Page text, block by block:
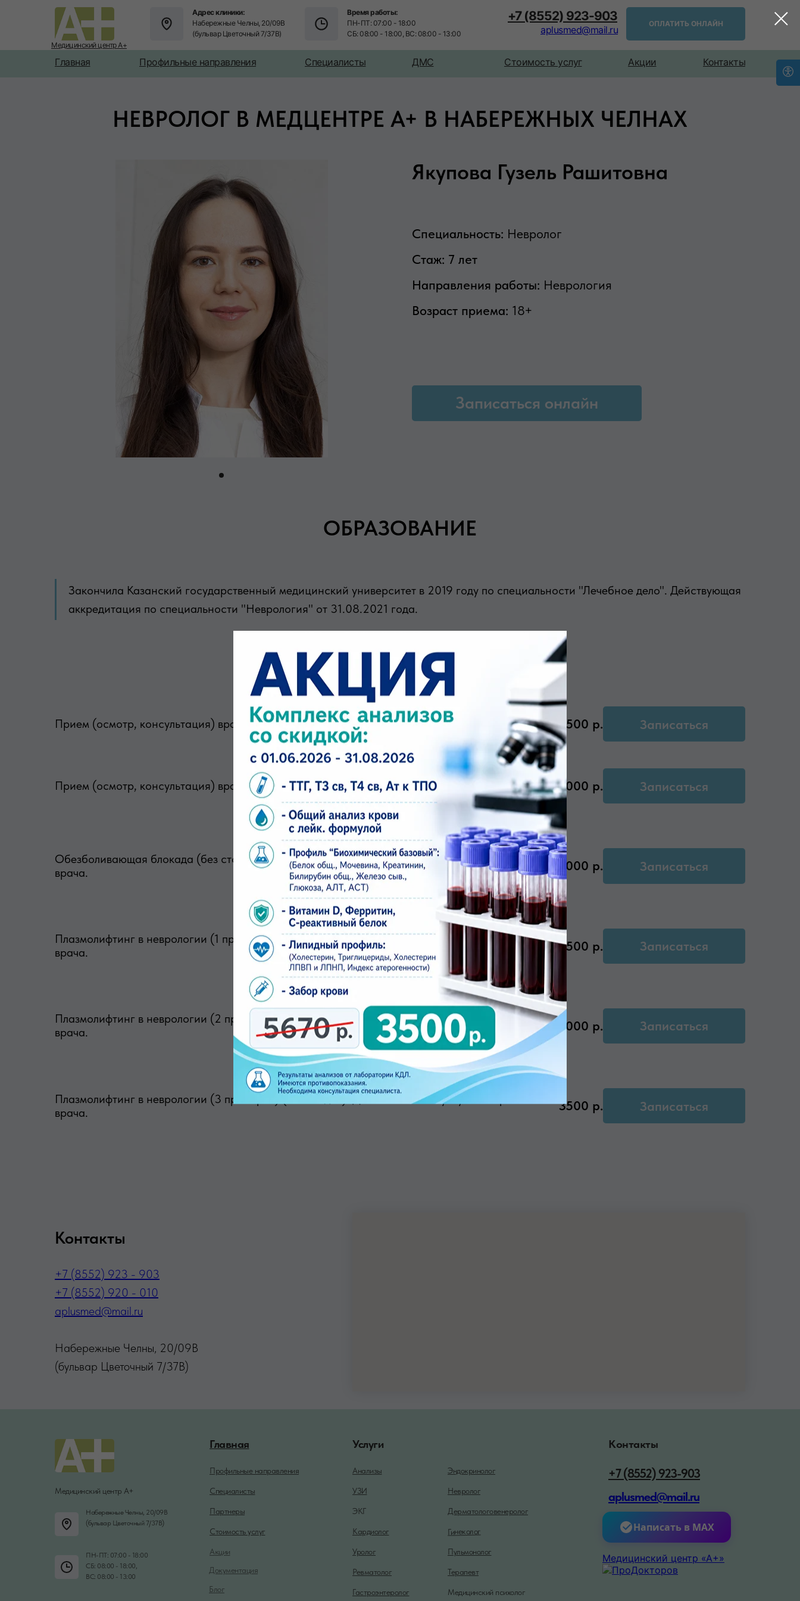
+7 (8552) 923-903
Время работы:
ПН-ПТ: 07:00 - 18:00
СБ: 08:00 - 18:00, ВС: 08:00 - 13:00
aplusmed@mail.ru
Адрес клиники:
Набережные Челны, 20/09В
(бульвар Цветочный 7/37В)
ОПЛАТИТЬ ОНЛАЙН
Контакты
Акции
Стоимость услуг
ДМС
Специалисты
Профильные направления
Главная
Медицинский центр А+
НЕВРОЛОГ В МЕДЦЕНТРЕ А+ В НАБЕРЕЖНЫХ ЧЕЛНАХ
Якупова Гузель Рашитовна
Специальность: Невролог
Стаж: 7 лет
Направления работы: Неврология
Возраст приема: 18+
Записаться онлайн
ОБРАЗОВАНИЕ
Закончила Казанский государственный медицинский университет в 2019 году по специальности "Лечебное дело". Действующая
аккредитация по специальности "Неврология" от 31.08.2021 года.
ПЕРЕЧЕНЬ УСЛУГ
Прием (осмотр, консультация) врача-невролога первичный 3500 р. Записаться
Прием (осмотр, консультация) врача-невролога повторный (в течение месяца) 3000 р. Записаться
Обезболивающая блокада (без стоимости препарата). Дополнительная услуга на приеме
врача.
2000 р. Записаться
Плазмолифтинг в неврологии (1 пробирка) (нет скидок). Дополнительная услуга на приеме
врача.
2500 р. Записаться
Плазмолифтинг в неврологии (2 пробирки) (нет скидок). Дополнительная услуга на приеме
врача.
3000 р. Записаться
Плазмолифтинг в неврологии (3 пробирки) (нет скидок). Дополнительная услуга на приеме
врача.
3500 р. Записаться
Контакты
+7 (8552) 923 - 903
+7 (8552) 920 - 010
aplusmed@mail.ru
Набережные Челны, 20/09В
(бульвар Цветочный 7/37В)
Медицинский центр А+
Набережные Челны, 20/09В
(бульвар Цветочный 7/37В)
ПН-ПТ: 07:00 - 18:00
СБ: 08:00 - 18:00,
ВС: 08:00 - 13:00
Контакты
Услуги
Акции
Документация
Блог
Уролог
Кардиолог
ЭКГ
УЗИ
Анализы
Медицинский психолог
aplusmed@mail.ru
+7 (8552) 923-903
Ревматолог
Пульмонолог
Гинеколог
Дерматологовенеролог
Невролог
Эндокринолог
Гастроэнтеролог
Терапевт
Стоимость услуг
Партнеры
Специалисты
Профильные направления
Главная
Медицинский центр «А+»
Написать в MAX